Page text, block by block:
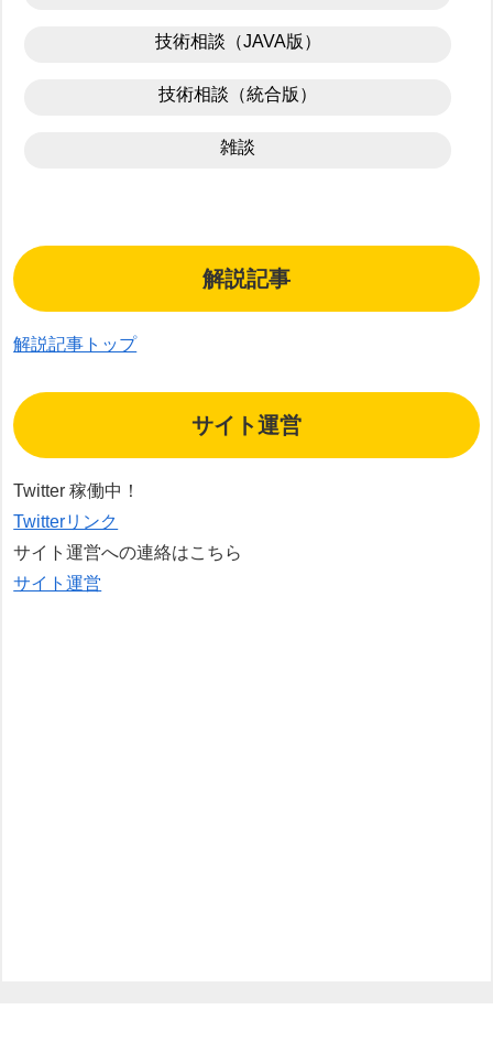
技術相談（JAVA版）
技術相談（統合版）
雑談
解説記事
解説記事トップ
サイト運営
Twitter 稼働中！
Twitterリンク
サイト運営への連絡はこちら
サイト運営